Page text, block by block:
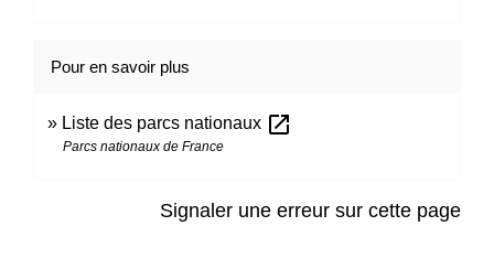
Pour en savoir plus
Liste des parcs nationaux open_in_new
Parcs nationaux de France
Signaler une erreur sur cette page